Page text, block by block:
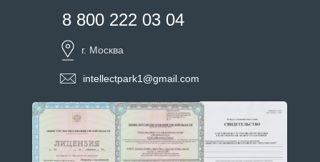
intellectpark1@gmail.com
г. Москва
8 800 222 03 04